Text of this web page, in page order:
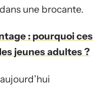
une brocante.
: pourquoi ces
jeunes adultes ?